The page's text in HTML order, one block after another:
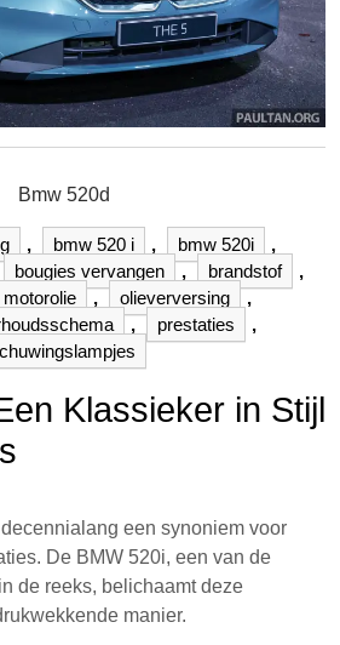
Bmw 520d
, bmw 520 i , bmw 520i
,
bougies vervangen , brandstof
,
motorolie , olieverversing
,
, prestaties
,
Klassieker in Stijl
een synoniem voor
De BMW 520i, een van de
de reeks, belichaamt deze
manier.